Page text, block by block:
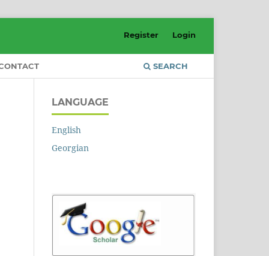
SEARCH
Register Login
LANGUAGE
English
Georgian